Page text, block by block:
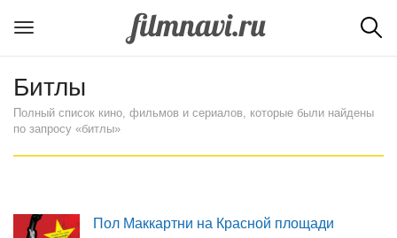
Битлы
Полный список кино, фильмов и сериалов, которые были найдены
по запросу «битлы»
Пол Маккартни на Красной площади